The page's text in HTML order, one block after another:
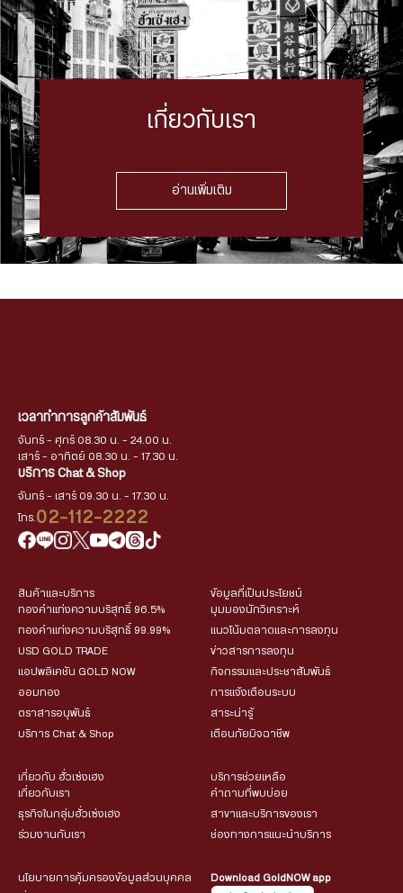
เกี่ยวกับเรา
อ่านเพิ่มเติม
เวลาทำการลูกค้าสัมพันธ์
จันทร์ - ศุกร์ 08.30 น. - 24.00 น.
เสาร์ - อาทิตย์ 08.30 น. - 17.30 น.
บริการ Chat & Shop
จันทร์ - เสาร์ 09.30 น. - 17.30 น.
โทร. 02-112-2222
สินค้าและบริการ
ทองคำแท่งความบริสุทธิ์ 96.5%
ทองคำแท่งความบริสุทธิ์ 99.99%
USD GOLD TRADE
แอปพลิเคชัน GOLD NOW
ออมทอง
ตราสารอนุพันธ์
บริการ Chat & Shop
ข้อมูลที่เป็นประโยชน์
มุมมองนักวิเคราะห์
แนวโน้มตลาดและการลงทุน
ข่าวสารการลงทุน
กิจกรรมและประชาสัมพันธ์
การแจ้งเตือนระบบ
สาระน่ารู้
เตือนภัยมิจฉาชีพ
เกี่ยวกับ ฮั่วเซ่งเฮง
เกี่ยวกับเรา
ธุรกิจในกลุ่มฮั่วเซ่งเฮง
ร่วมงานกับเรา
บริการช่วยเหลือ
คำถามที่พบบ่อย
สาขาและบริการของเรา
ช่องทางการแนะนำบริการ
นโยบายการคุ้มครองข้อมูลส่วนบุคคล Download GoldNOW app